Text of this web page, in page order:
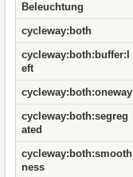
Beleuchtung
cycleway:both
cycleway:both:buffer:l
eft
cycleway:both:oneway
cycleway:both:segreg
ated
cycleway:both:smooth
ness